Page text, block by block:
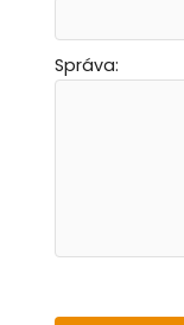
Správa: